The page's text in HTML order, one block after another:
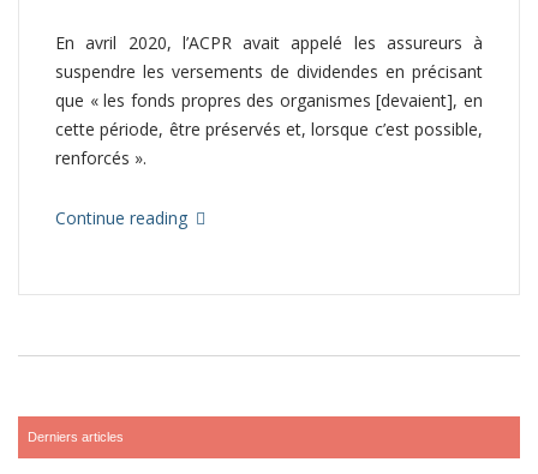
En avril 2020, l’ACPR avait appelé les assureurs à
suspendre les versements de dividendes en précisant
que « les fonds propres des organismes [devaient], en
cette période, être préservés et, lorsque c’est possible,
renforcés ».
Continue reading
Derniers articles